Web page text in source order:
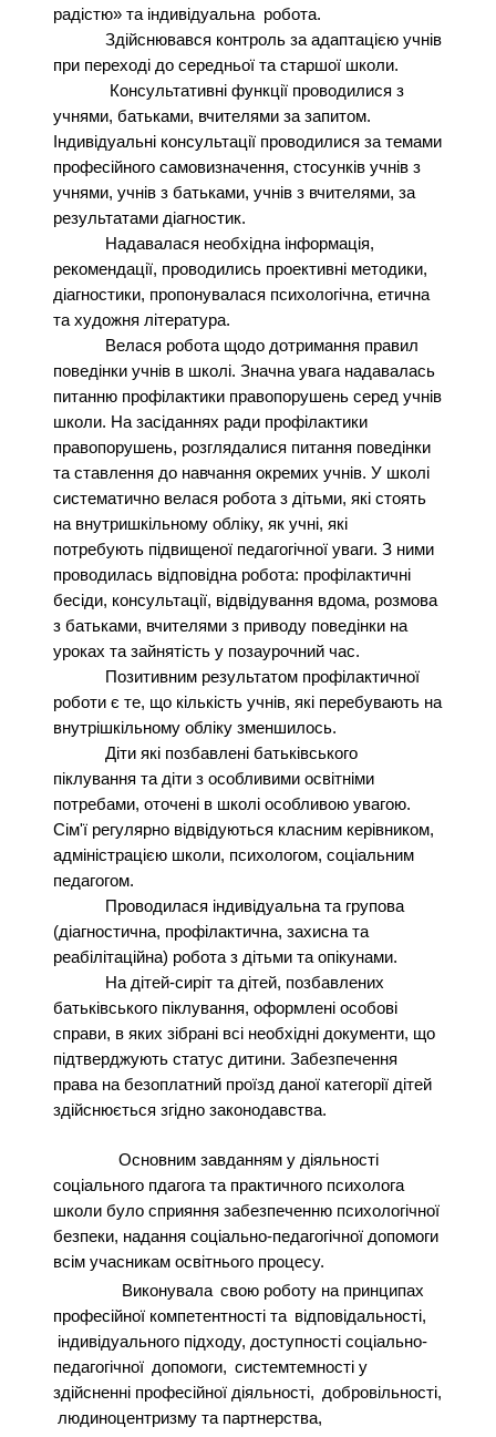
радістю» та індивідуальна робота.
Здійснювався контроль за адаптацією учнів
при переході до середньої та старшої школи.
Консультативні функції проводилися з
учнями, батьками, вчителями за запитом.
Індивідуальні консультації проводилися за темами
професійного самовизначення, стосунків учнів з
учнями, учнів з батьками, учнів з вчителями, за
результатами діагностик.
Надавалася необхідна інформація,
рекомендації, проводились проективні методики,
діагностики, пропонувалася психологічна, етична
та художня література.
Велася робота щодо дотримання правил
поведінки учнів в школі. Значна увага надавалась
питанню профілактики правопорушень серед учнів
школи. На засіданнях ради профілактики
правопорушень, розглядалися питання поведінки
та ставлення до навчання окремих учнів. У школі
систематично велася робота з дітьми, які стоять
на внутришкільному обліку, як учні, які
потребують підвищеної педагогічної уваги. З ними
проводилась відповідна робота: профілактичні
бесіди, консультації, відвідування вдома, розмова
з батьками, вчителями з приводу поведінки на
уроках та зайнятість у позаурочний час.
Позитивним результатом профілактичної
роботи є те, що кількість учнів, які перебувають на
внутрішкільному обліку зменшилось.
Діти які позбавлені батьківського
піклування та діти з особливими освітніми
потребами, оточені в школі особливою увагою.
Сім'ї регулярно відвідуються класним керівником,
адміністрацією школи, психологом, соціальним
педагогом.
Проводилася індивідуальна та групова
(діагностична, профілактична, захисна та
реабілітаційна) робота з дітьми та опікунами.
На дітей-сиріт та дітей, позбавлених
батьківського піклування, оформлені особові
справи, в яких зібрані всі необхідні документи, що
підтверджують статус дитини. Забезпечення
права на безоплатний проїзд даної категорії дітей
здійснюється згідно законодавства.
Основним завданням у діяльності
соціального пдагога та практичного психолога
школи було сприяння забезпеченню психологічної
безпеки, надання соціально-педагогічної допомоги
всім учасникам освітнього процесу.
Виконувала свою роботу на принципах
професійної компетентності та відповідальності,
індивідуального підходу, доступності соціально-
педагогічної допомоги, системтемності у
здійсненні професійної діяльності, добровільності,
людиноцентризму та партнерства,